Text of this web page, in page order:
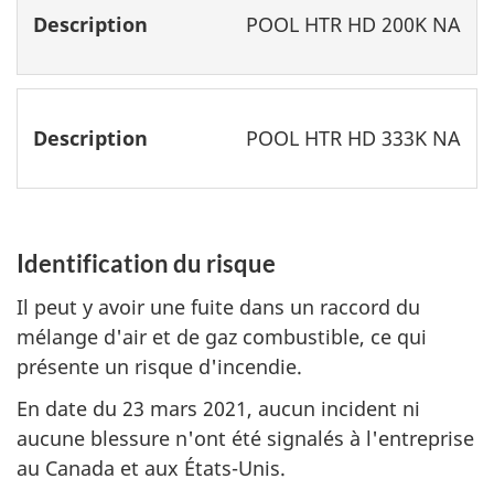
POOL HTR HD 200K NA
POOL HTR HD 333K NA
Identification du risque
Il peut y avoir une fuite dans un raccord du
mélange d'air et de gaz combustible, ce qui
présente un risque d'incendie.
En date du 23 mars 2021, aucun incident ni
aucune blessure n'ont été signalés à l'entreprise
au Canada et aux États-Unis.